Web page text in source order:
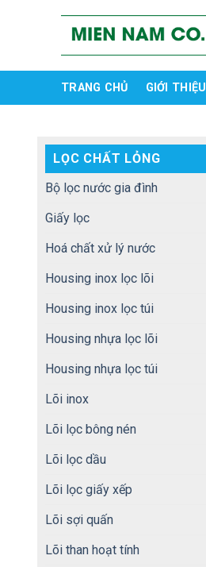
TRANG CHỦ GIỚI THIỆU
LỌC CHẤT LỎNG
Bộ lọc nước gia đình
Giấy lọc
Hoá chất xử lý nước
Housing inox lọc lõi
Housing inox lọc túi
Housing nhựa lọc lõi
Housing nhựa lọc túi
Lõi inox
Lõi lọc bông nén
Lõi lọc dầu
Lõi lọc giấy xếp
Lõi sợi quấn
Lõi than hoạt tính